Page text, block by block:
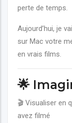
perte de temps.
Aujourd’hui, je
sur Mac votre
en vrais films.
🌟
🎬 Visualiser en
avez filmé